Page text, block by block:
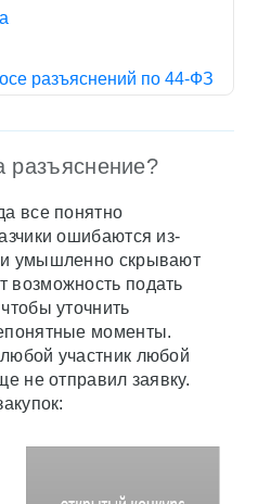
разъяснений по 44-ФЗ
разъяснение?
все понятно
ошибаются из-
умышленно скрывают
возможность подать
уточнить
моменты.
участник любой
не отправил заявку.